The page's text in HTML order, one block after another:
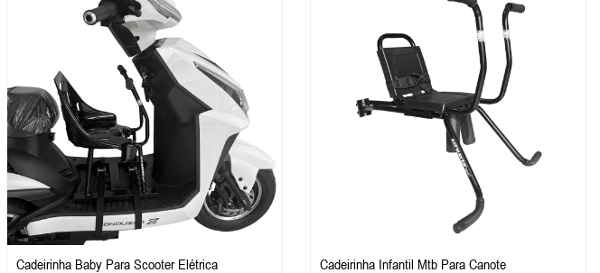
Cadeirinha Baby Para Scooter Elétrica Cadeirinha Infantil Mtb Para Canote